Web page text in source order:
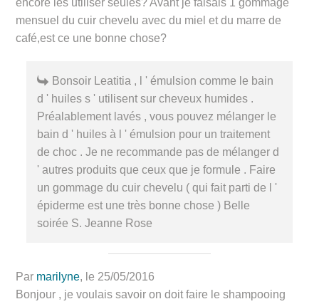
encore les utiliser seules? Avant je faisais 1 gommage
mensuel du cuir chevelu avec du miel et du marre de
café,est ce une bonne chose?
Bonsoir Leatitia , l ' émulsion comme le bain
d ' huiles s ' utilisent sur cheveux humides .
Préalablement lavés , vous pouvez mélanger le
bain d ' huiles à l ' émulsion pour un traitement
de choc . Je ne recommande pas de mélanger d
' autres produits que ceux que je formule . Faire
un gommage du cuir chevelu ( qui fait parti de l '
épiderme est une très bonne chose ) Belle
soirée S. Jeanne Rose
Par marilyne, le 25/05/2016
Bonjour , je voulais savoir on doit faire le shampooing